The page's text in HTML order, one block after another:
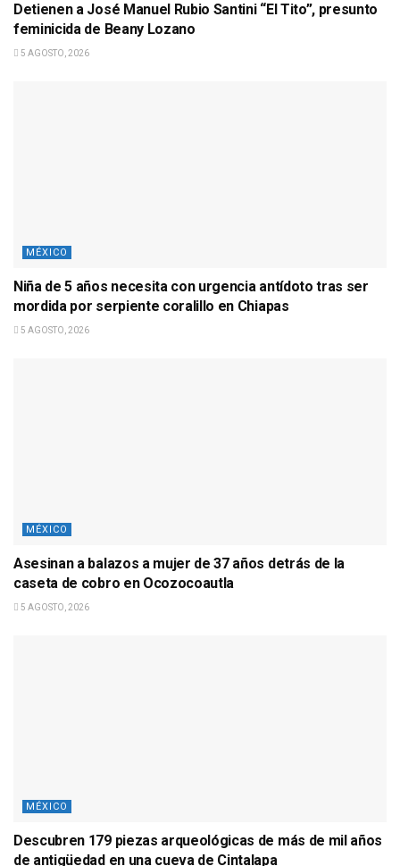
Detienen a José Manuel Rubio Santini “El Tito”, presunto
feminicida de Beany Lozano
5 AGOSTO, 2026
MÉXICO
Niña de 5 años necesita con urgencia antídoto tras ser
mordida por serpiente coralillo en Chiapas
5 AGOSTO, 2026
MÉXICO
Asesinan a balazos a mujer de 37 años detrás de la
caseta de cobro en Ocozocoautla
5 AGOSTO, 2026
MÉXICO
Descubren 179 piezas arqueológicas de más de mil años
de antigüedad en una cueva de Cintalapa